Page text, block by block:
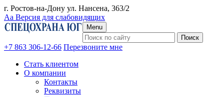
г. Ростов-на-Дону ул. Нансена, 363/2
Аа Версия для слабовидящих
Menu
+7 863 306-12-66 Перезвоните мне
Стать клиентом
О компании
Контакты
Реквизиты